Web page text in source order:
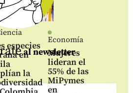
especies
en
la
Economía
Mujeres
lideran el
55% de las
MiPymes
en
al newsletter